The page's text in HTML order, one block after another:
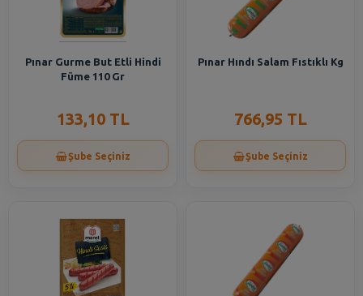
Pınar Gurme But Etli Hindi
Füme 110 Gr
133,10 TL
Şube Seçiniz
Pınar Hındı Salam Fıstıklı Kg
766,95 TL
Şube Seçiniz